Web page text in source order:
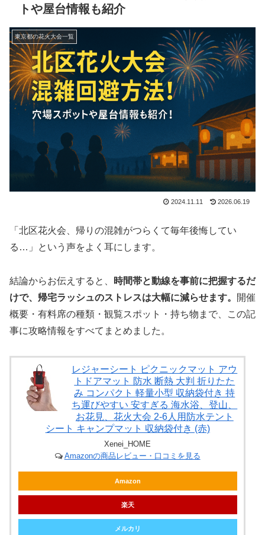
トや屋台情報も紹介
東京都の花火大会一覧
2024.11.11 2026.06.19
「北区花火会、帰りの混雑がつらくて毎年後悔してい
る…」という声をよく耳にします。
結論からお伝えすると、
時間帯と動線を事前に把握するだ
けで、帰宅ラッシュのストレスは大幅に減らせます。
開催
概要・有料席の種類・観覧スポット・持ち物まで、この記
事に攻略情報をすべてまとめました。
レジャーシート ピクニックマット アウ
トドアマット 防水 断熱 大判 折りたた
み コンパクト 軽量小型 収納袋付き 持
ち運びやすい 安すぎる 海水浴、登山、
お花見、花火大会 2-6人用防水テント
シート キャンプマット 収納袋付き (赤)
Xenei_HOME
Amazonの商品レビュー・口コミを見る
Amazon
楽天
メルカリ